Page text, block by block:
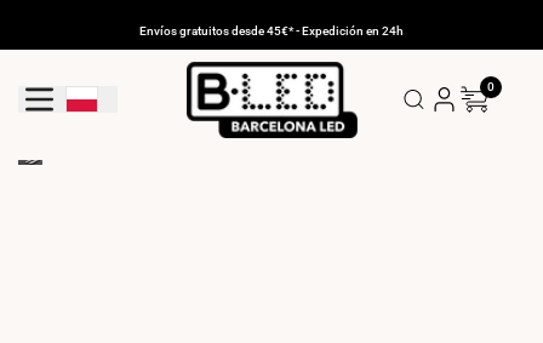
Envíos gratuitos desde 45€* - Expedición en 24h
Geolocation Button: Polska
0